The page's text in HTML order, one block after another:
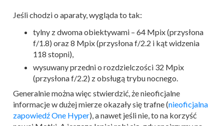
Jeśli chodzi o aparaty, wygląda to tak:
tylny z dwoma obiektywami – 64 Mpix (przysłona
f/1.8) oraz 8 Mpix (przysłona f/2.2 i kąt widzenia
118 stopni),
wysuwany przedni o rozdzielczości 32 Mpix
(przysłona f/2.2) z obsługą trybu nocnego.
Generalnie można więc stwierdzić, że nieoficjalne
informacje w dużej mierze okazały się trafne (nieoficjalna
zapowiedź One Hyper), a nawet jeśli nie, to na korzyść